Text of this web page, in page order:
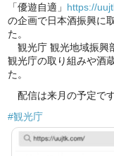
「優遊自適」 https://
の企画で日本酒振興に
た。
観光庁 観光地域振興
観光庁の取り組みや酒
た。
配信は来月の予定で
#観光庁